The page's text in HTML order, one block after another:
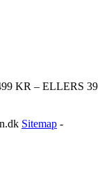
KR – ELLERS 39
Sitemap -